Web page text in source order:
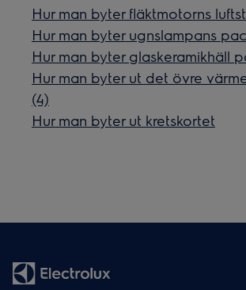
Hur man byter fläktmotorns
Hur man byter ugnslampans
Hur man byter glaskeramikhäll
Hur man byter ut det övre
(4)
Hur man byter ut kretskortet